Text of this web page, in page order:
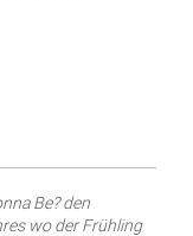
Be? den
wo der Frühling